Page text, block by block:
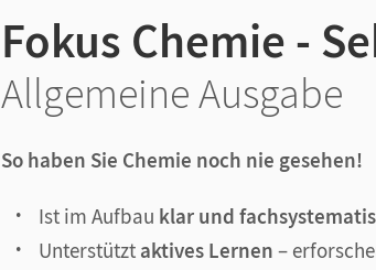
Fokus Chemie -
Allgemeine Ausgabe
So haben Sie Chemie noch nie gesehen!
Ist im Aufbau klar und
Unterstützt aktives Lernen –